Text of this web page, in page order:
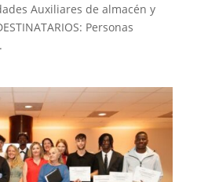
Auxiliares de almacén y
Personas